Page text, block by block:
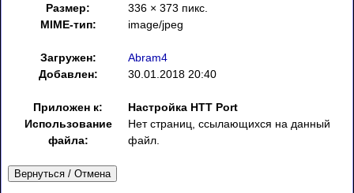
Размер:
336 × 373 пикс.
MIME-тип:
image/jpeg
Загружен:
Abram4
Добавлен:
30.01.2018 20:40
Приложен к:
Настройка HTT Port
Использование
файла:
Нет страниц, ссылающихся на данный
файл.
Вернуться / Отмена